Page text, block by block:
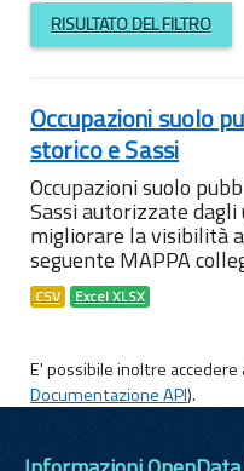
RISULTATO DEL FILTRO
Occupazioni suolo
storico e Sassi
Occupazioni suolo
Sassi autorizzate
migliorare la visibilità
seguente MAPPA
CSV Excel XLSX
E' possibile inoltre
Documentazione API).